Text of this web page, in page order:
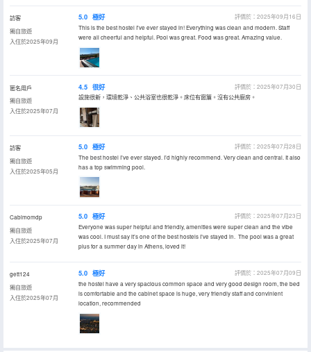
訪客
獨自旅遊
入住於2025年09月
5.0 極好
評價於：2025年09月16日
This is the best hostel I've ever stayed in! Everything was clean and modern. Staff
were all cheerful and helpful. Pool was great. Food was great. Amazing value.
匿名用戶
獨自旅遊
入住於2025年07月
4.5 很好
評價於：2025年07月30日
設施很新，環境乾淨、公共浴室也很乾淨。床位有窗簾。沒有公共廚房。
訪客
獨自旅遊
入住於2025年05月
5.0 極好
評價於：2025年07月28日
The best hostel I’ve ever stayed. I’d highly recommend. Very clean and central. It also
has a top swimming pool.
Cabimomdp
獨自旅遊
入住於2025年07月
5.0 極好
評價於：2025年07月23日
Everyone was super helpful and friendly, amenities were super clean and the vibe
was cool. I must say it’s one of the best hostels I’ve stayed in. The pool was a great
plus for a summer day in Athens, loved it!
gett124
獨自旅遊
入住於2025年07月
5.0 極好
評價於：2025年07月09日
the hostel have a very spacious common space and very good design room, the bed
is comfortable and the cabinet space is huge, very friendly staff and convinient
location, recommended